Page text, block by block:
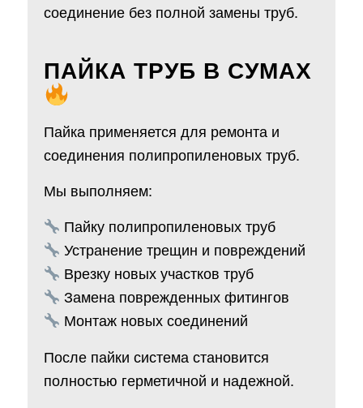
соединение без полной замены труб.
ПАЙКА ТРУБ В СУМАХ
Пайка применяется для ремонта и
соединения полипропиленовых труб.
Мы выполняем:
Пайку полипропиленовых труб
Устранение трещин и повреждений
Врезку новых участков труб
Замена поврежденных фитингов
Монтаж новых соединений
После пайки система становится
полностью герметичной и надежной.